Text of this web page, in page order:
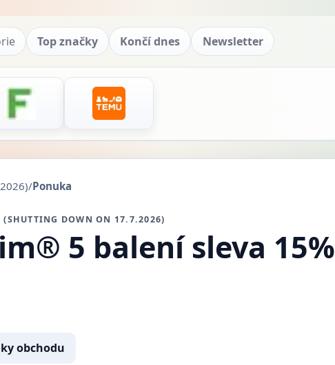
Top značky Končí dnes Newsletter
/Ponuka
(SHUTTING DOWN ON 17.7.2026)
5 balení sleva 15%
obchodu